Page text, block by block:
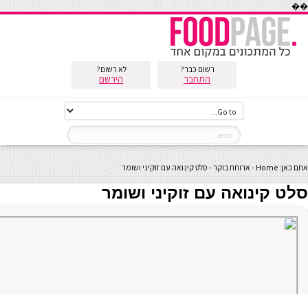
��
רשום כבר?
התחבר
לא רשום?
הירשם
אתם כאן: Home
- ארוחת בוקר- סלט קינואה עם זוקיני ושומר
סלט קינואה עם זוקיני ושומר